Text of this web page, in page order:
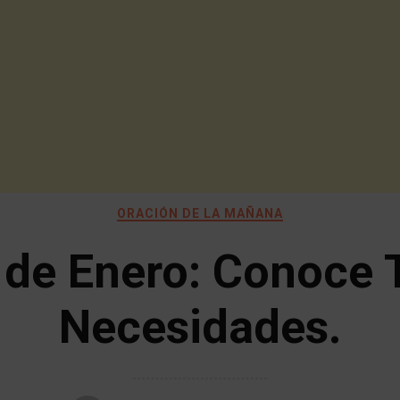
ORACIÓN DE LA MAÑANA
Enero: Conoce
Necesidades.